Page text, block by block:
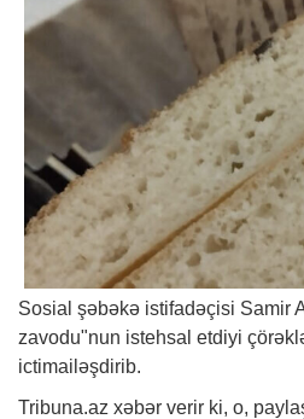
Sosial şəbəkə istifadəçisi Samir
zavodu"nun istehsal etdiyi çörəklə
ictimailəşdirib.
Tribuna.az xəbər verir ki, o,